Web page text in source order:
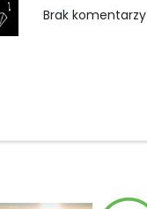
Brak komentarzy